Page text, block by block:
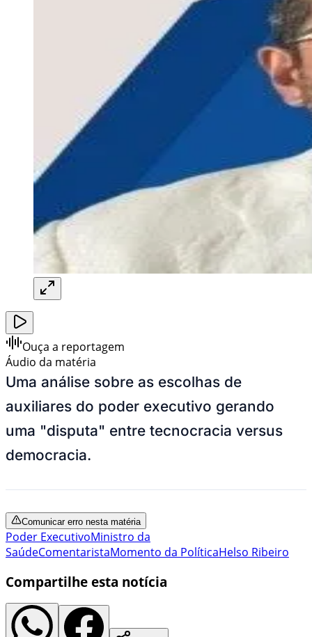
Ouça a reportagem
Áudio da matéria
Uma análise sobre as escolhas de
auxiliares do poder executivo gerando
uma "disputa" entre tecnocracia versus
democracia.
Comunicar erro nesta matéria
Poder ExecutivoMinistro da
SaúdeComentaristaMomento da PolíticaHelso Ribeiro
Compartilhe esta notícia